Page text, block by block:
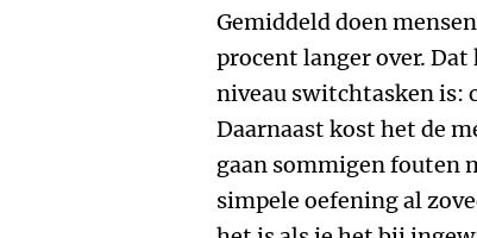
Gemiddeld doen
procent langer over.
niveau switchtasken is:
Daarnaast kost het de
gaan sommigen fouten
simpele oefening al